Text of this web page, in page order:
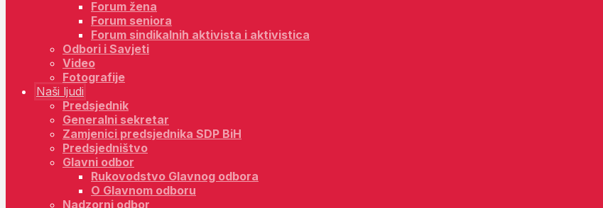
Forum žena
Forum seniora
Forum sindikalnih aktivista i aktivistica
Odbori i Savjeti
Video
Fotografije
Naši ljudi
Predsjednik
Generalni sekretar
Zamjenici predsjednika SDP BiH
Predsjedništvo
Glavni odbor
Rukovodstvo Glavnog odbora
O Glavnom odboru
Nadzorni odbor